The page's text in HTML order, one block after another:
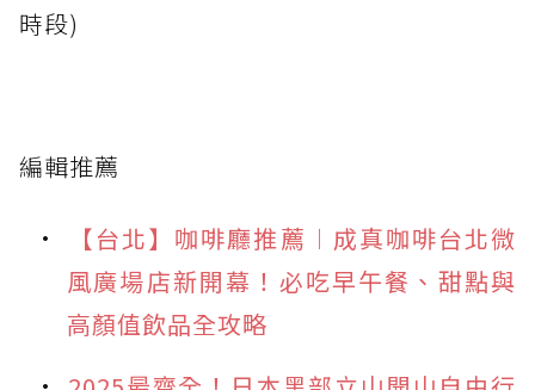
時段)
編輯推薦
【台北】咖啡廳推薦︱成真咖啡台北微
風廣場店新開幕！必吃早午餐、甜點與
高顏值飲品全攻略